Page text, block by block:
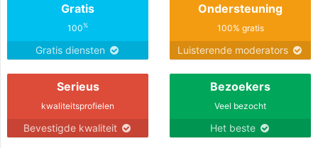
Gratis
100%
Gratis diensten
Ondersteuning
100% gratis
Luisterende moderators
Serieus
kwaliteitsprofielen
Bevestigde kwaliteit
Bezoekers
Veel bezocht
Het beste